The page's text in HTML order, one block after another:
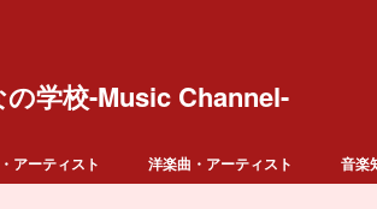
の学校-Music Channel-
アーティスト 洋楽曲・アーティスト 音楽